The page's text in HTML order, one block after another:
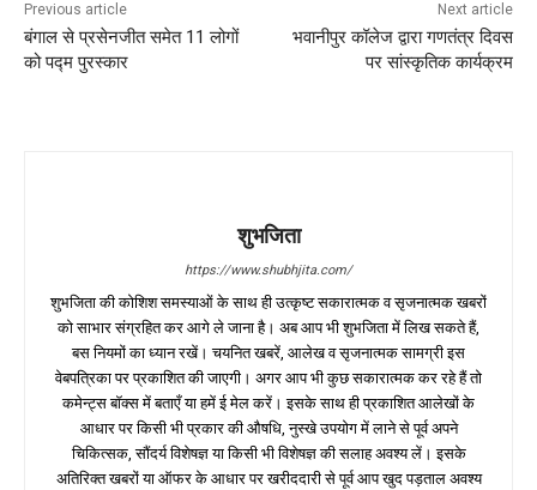
Previous article
बंगाल से प्रसेनजीत समेत 11 लोगों
को पद्म पुरस्कार
Next article
भवानीपुर कॉलेज द्वारा गणतंत्र दिवस
पर सांस्कृतिक कार्यक्रम
शुभजिता
https://www.shubhjita.com/
शुभजिता की कोशिश समस्याओं के साथ ही उत्कृष्ट सकारात्मक व सृजनात्मक खबरों
को साभार संग्रहित कर आगे ले जाना है। अब आप भी शुभजिता में लिख सकते हैं,
बस नियमों का ध्यान रखें। चयनित खबरें, आलेख व सृजनात्मक सामग्री इस
वेबपत्रिका पर प्रकाशित की जाएगी। अगर आप भी कुछ सकारात्मक कर रहे हैं तो
कमेन्ट्स बॉक्स में बताएँ या हमें ई मेल करें। इसके साथ ही प्रकाशित आलेखों के
आधार पर किसी भी प्रकार की औषधि, नुस्खे उपयोग में लाने से पूर्व अपने
चिकित्सक, सौंदर्य विशेषज्ञ या किसी भी विशेषज्ञ की सलाह अवश्य लें। इसके
अतिरिक्त खबरों या ऑफर के आधार पर खरीददारी से पूर्व आप खुद पड़ताल अवश्य